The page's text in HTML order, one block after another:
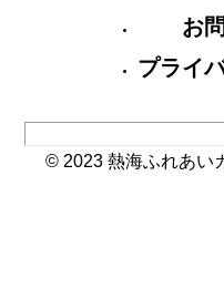
お
プライ
© 2023 熱海ふれあい